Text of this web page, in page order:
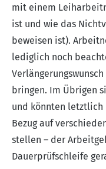
mit einem
ist und wie das
beweisen ist).
lediglich noch
bringen. Im Übrigen
und könnten letztlich
Bezug auf
stellen – der
Dauerprüfschleife